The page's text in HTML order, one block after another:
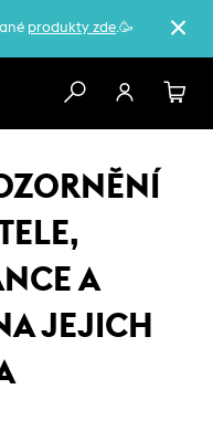
produkty zde.🥳
A
JEJICH